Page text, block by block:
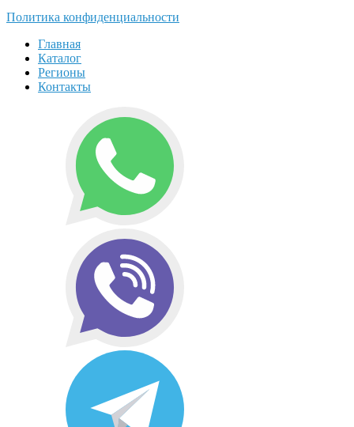
Политика конфиденциальности
Главная
Каталог
Регионы
Контакты